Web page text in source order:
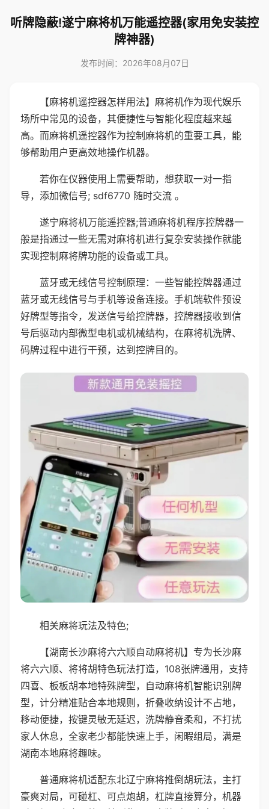
听牌隐蔽!遂宁麻将机万能遥控器(家用免安装控
牌神器)
发布时间：2026年08月07日
【麻将机遥控器怎样用法】麻将机作为现代娱乐
场所中常见的设备，其便捷性与智能化程度越来越
高。而麻将机遥控器作为控制麻将机的重要工具，能
够帮助用户更高效地操作机器。
若你在仪器使用上需要帮助，想获取一对一指
导，添加微信号; sdf6770 随时交流 。
遂宁麻将机万能遥控器;普通麻将机程序控牌器一
般是指通过一些无需对麻将机进行复杂安装操作就能
实现控制麻将牌功能的设备或工具。
蓝牙或无线信号控制原理：一些智能控牌器通过
蓝牙或无线信号与手机等设备连接。手机端软件预设
好牌型等指令，发送信号给控牌器，控牌器接收到信
号后驱动内部微型电机或机械结构，在麻将机洗牌、
码牌过程中进行干预，达到控牌目的。
相关麻将玩法及特色;
【湖南长沙麻将六六顺自动麻将机】专为长沙麻
将六六顺、将将胡特色玩法打造，108张牌通用，支持
四喜、板板胡本地特殊牌型，自动麻将机智能识别牌
型，计分精准贴合本地规则，折叠收纳设计不占地，
移动便捷，按键灵敏无延迟，洗牌静音柔和，不打扰
家人休息，全家老少都能快速上手，闲暇组局，满是
湖南本地麻将趣味。
普通麻将机适配东北辽宁麻将推倒胡玩法，主打
豪爽对局，可碰杠、可点炮胡，杠牌直接算分，机器